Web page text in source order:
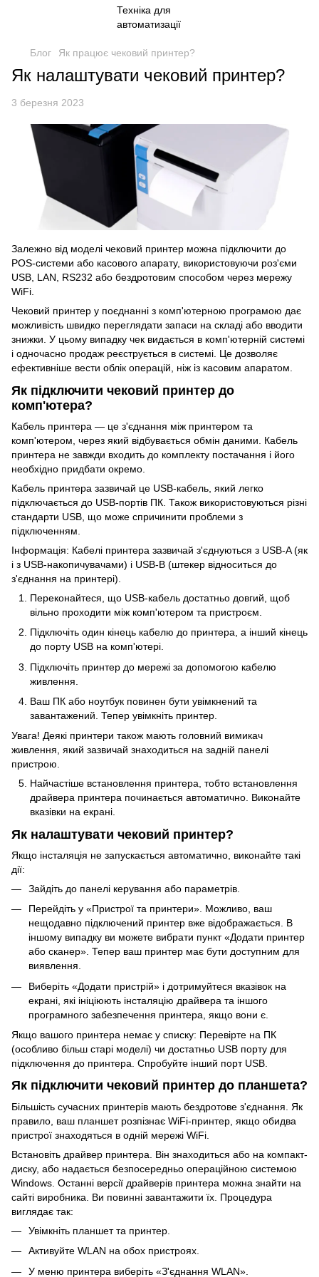
Блог Як працює чековий принтер?
Як налаштувати чековий принтер?
3 березня 2023
Залежно від моделі чековий принтер можна підключити до
POS-системи або касового апарату, використовуючи роз'єми
USB, LAN, RS232 або бездротовим способом через мережу
WiFi.
Чековий принтер у поєднанні з комп'ютерною програмою дає
можливість швидко переглядати запаси на складі або вводити
знижки. У цьому випадку чек видається в комп'ютерній системі
і одночасно продаж реєструється в системі. Це дозволяє
ефективніше вести облік операцій, ніж із касовим апаратом.
Як підключити чековий принтер до
комп'ютера?
Кабель принтера — це з'єднання між принтером та
комп'ютером, через який відбувається обмін даними. Кабель
принтера не завжди входить до комплекту постачання і його
необхідно придбати окремо.
Кабель принтера зазвичай це USB-кабель, який легко
підключається до USB-портів ПК. Також використовуються різні
стандарти USB, що може спричинити проблеми з
підключенням.
Інформація: Кабелі принтера зазвичай з'єднуються з USB-A (як
і з USB-накопичувачами) і USB-B (штекер відноситься до
з'єднання на принтері).
Переконайтеся, що USB-кабель достатньо довгий, щоб
вільно проходити між комп'ютером та пристроєм.
Підключіть один кінець кабелю до принтера, а інший кінець
до порту USB на комп'ютері.
Підключіть принтер до мережі за допомогою кабелю
живлення.
Ваш ПК або ноутбук повинен бути увімкнений та
завантажений. Тепер увімкніть принтер.
Увага! Деякі принтери також мають головний вимикач
живлення, який зазвичай знаходиться на задній панелі
пристрою.
Найчастіше встановлення принтера, тобто встановлення
драйвера принтера починається автоматично. Виконайте
вказівки на екрані.
Як налаштувати чековий принтер?
Якщо інсталяція не запускається автоматично, виконайте такі
дії:
Зайдіть до панелі керування або параметрів.
Перейдіть у «Пристрої та принтери». Можливо, ваш
нещодавно підключений принтер вже відображається. В
іншому випадку ви можете вибрати пункт «Додати принтер
або сканер». Тепер ваш принтер має бути доступним для
виявлення.
Виберіть «Додати пристрій» і дотримуйтеся вказівок на
екрані, які ініціюють інсталяцію драйвера та іншого
програмного забезпечення принтера, якщо вони є.
Якщо вашого принтера немає у списку: Перевірте на ПК
(особливо більш старі моделі) чи достатньо USB порту для
підключення до принтера. Спробуйте інший порт USB.
Як підключити чековий принтер до планшета?
Більшість сучасних принтерів мають бездротове з'єднання. Як
правило, ваш планшет розпізнає WiFi-принтер, якщо обидва
пристрої знаходяться в одній мережі WiFi.
Встановіть драйвер принтера. Він знаходиться або на компакт-
диску, або надається безпосередньо операційною системою
Windows. Останні версії драйверів принтера можна знайти на
сайті виробника. Ви повинні завантажити їх. Процедура
виглядає так:
Увімкніть планшет та принтер.
Активуйте WLAN на обох пристроях.
У меню принтера виберіть «З'єднання WLAN».